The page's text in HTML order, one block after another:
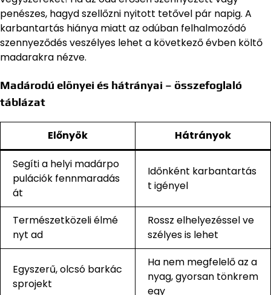
penészes, hagyd szellőzni nyitott tetővel pár napig. A
karbantartás hiánya miatt az odúban felhalmozódó
szennyeződés veszélyes lehet a következő évben költő
madarakra nézve.
Madárodú előnyei és hátrányai – összefoglaló
táblázat
Előnyök Hátrányok
Segíti a helyi madárpo
pulációk fennmaradás
át
Időnként karbantartás
t igényel
Természetközeli élmé
nyt ad
Rossz elhelyezéssel ve
szélyes is lehet
Egyszerű, olcsó barkác
sprojekt
Ha nem megfelelő az a
nyag, gyorsan tönkrem
egy